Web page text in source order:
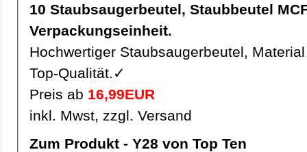
10 Staubsaugerbeutel, Staubbeutel MCFXD214M pro
Verpackungseinheit.
Hochwertiger Staubsaugerbeutel,
Top-Qualität.✓
Preis ab 16,99EUR
inkl. Mwst, zzgl. Versand
Zum Produkt - Y28 von Top Ten